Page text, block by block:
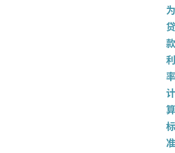
为
贷
款
利
率
计
算
标
准